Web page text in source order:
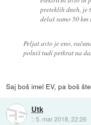
preteklih dneh, je
delaš samo 50 km
Peljat avto je eno,
polniš tudi petkrat na
Saj boš imel EV, pa boš
Utk
:: 5. mar 2018, 22:26